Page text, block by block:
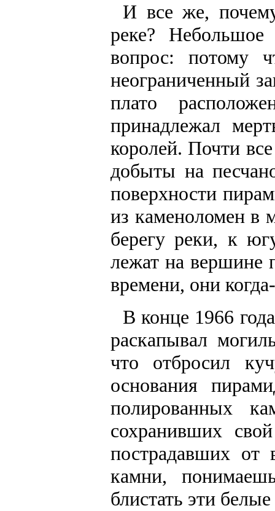
И все же,
реке?
вопрос: потому
неограниченный
плато
принадлежал
королей. Почти
добыты на
поверхности
из каменоломен в
берегу реки, к
лежат на вершине
времени, они
В конце 1966
раскапывал
что отбросил
основания
полированных
сохранивших
пострадавших от
камни,
блистать эти